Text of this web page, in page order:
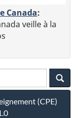
Canada:
veille à la
(CPE)